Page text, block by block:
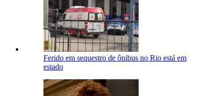
Ferido em sequestro de ônibus no Rio está em
estado